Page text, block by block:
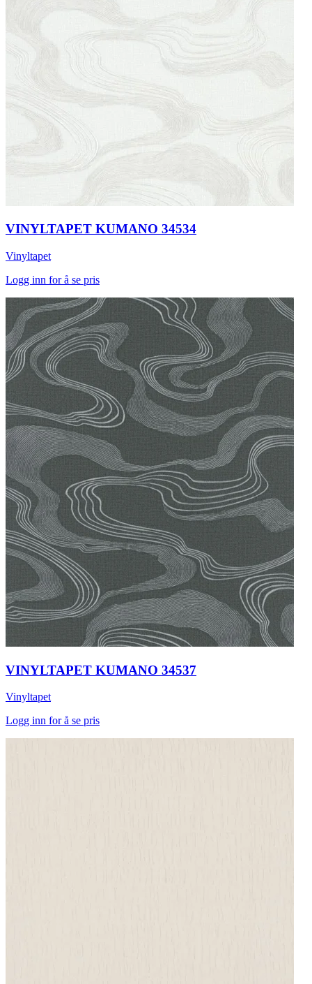
VINYLTAPET KUMANO 34534
Vinyltapet
Logg inn for å se pris
VINYLTAPET KUMANO 34537
Vinyltapet
Logg inn for å se pris